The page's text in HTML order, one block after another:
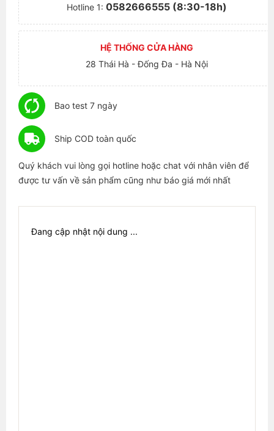
Hotline 1: 0582666555 (8:30-18h)
HỆ THỐNG CỬA HÀNG
28 Thái Hà - Đống Đa - Hà Nội
Bao test 7 ngày
Ship COD toàn quốc
Quý khách vui lòng gọi hotline hoặc chat với nhân viên để
được tư vấn về sản phẩm cũng như báo giá mới nhất
Đang cập nhật nội dung ...